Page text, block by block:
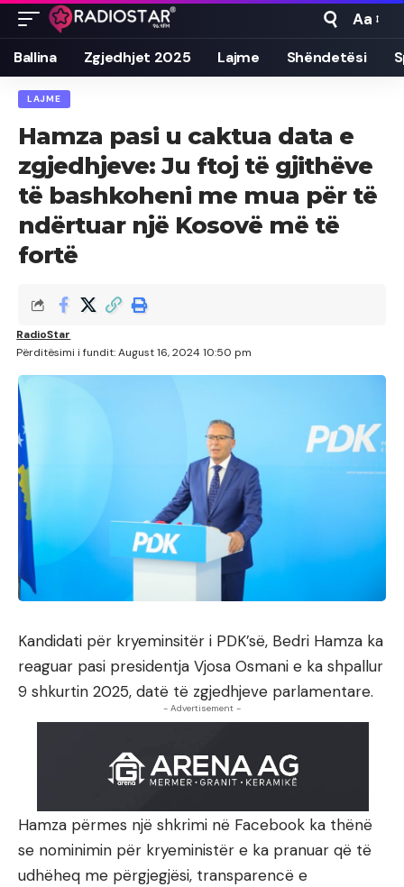
Font
Resizer
Aa
Ballina Zgjedhjet 2025 Lajme Shëndetësi
LAJME
Hamza pasi u caktua data e
zgjedhjeve: Ju ftoj të gjithëve
të bashkoheni me mua për të
ndërtuar një Kosovë më të
fortë
Përditësimi i fundit: August 16, 2024 10:50 pm
RadioStar
Kandidati për kryeminsitër i PDK’së, Bedri Hamza ka
reaguar pasi presidentja Vjosa Osmani e ka shpallur
9 shkurtin 2025, datë të zgjedhjeve parlamentare.
- Advertisement -
Hamza përmes një shkrimi në Facebook ka thënë
se nominimin për kryeministër e ka pranuar që të
udhëheq me përgjegjësi, transparencë e